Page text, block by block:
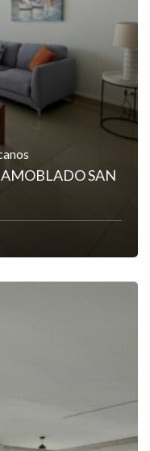
SAN